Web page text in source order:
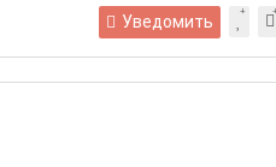
Уведомить